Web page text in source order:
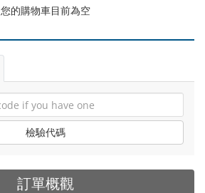
您的購物車目前為空
檢驗代碼
訂單概觀